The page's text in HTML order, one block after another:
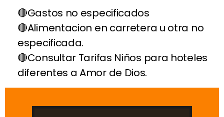
Gastos no especificados
Alimentacion en carretera u otra no
especificada.
Consultar Tarifas Niños para hoteles
diferentes a Amor de Dios.